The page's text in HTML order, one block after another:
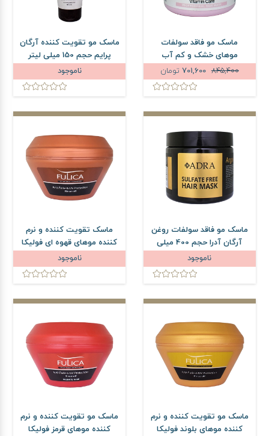
ماسک مو فاقد سولفات
موهای خشک و کم آب
ویتاپلکس حجم 500 میلی
لیتر
845,400
701,600 تومان
ماسک مو تقویت کننده آرگان
پرایم حجم 150 میلی لیتر
ناموجود
ماسک مو فاقد سولفات روغن
آرگان آدرا حجم 400 میلی
لیتر
ناموجود
ماسک تقویت کننده و نرم
کننده موهای قهوه ای فولیکا
ناموجود
ماسک مو تقویت کننده و نرم
کننده موهای بلوند فولیکا
ماسک مو تقویت کننده و نرم
کننده موهای قرمز فولیکا